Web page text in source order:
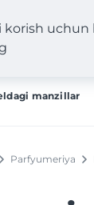
manzillar
korish uchun
Parfyumeriya